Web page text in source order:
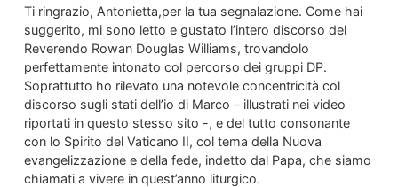
Ti ringrazio, Antonietta,per la tua segnalazione. Come hai
suggerito, mi sono letto e gustato l’intero discorso del
Reverendo Rowan Douglas Williams, trovandolo
perfettamente intonato col percorso dei gruppi DP.
Soprattutto ho rilevato una notevole concentricità col
discorso sugli stati dell’io di Marco – illustrati nei video
riportati in questo stesso sito -, e del tutto consonante
con lo Spirito del Vaticano II, col tema della Nuova
evangelizzazione e della fede, indetto dal Papa, che siamo
chiamati a vivere in quest’anno liturgico.